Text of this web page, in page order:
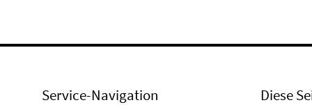
Service-Navigation Diese